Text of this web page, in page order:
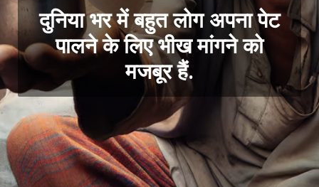
दुनिया भर में बहुत लोग अपना पेट
पालने के लिए भीख मांगने को
मजबूर हैं.